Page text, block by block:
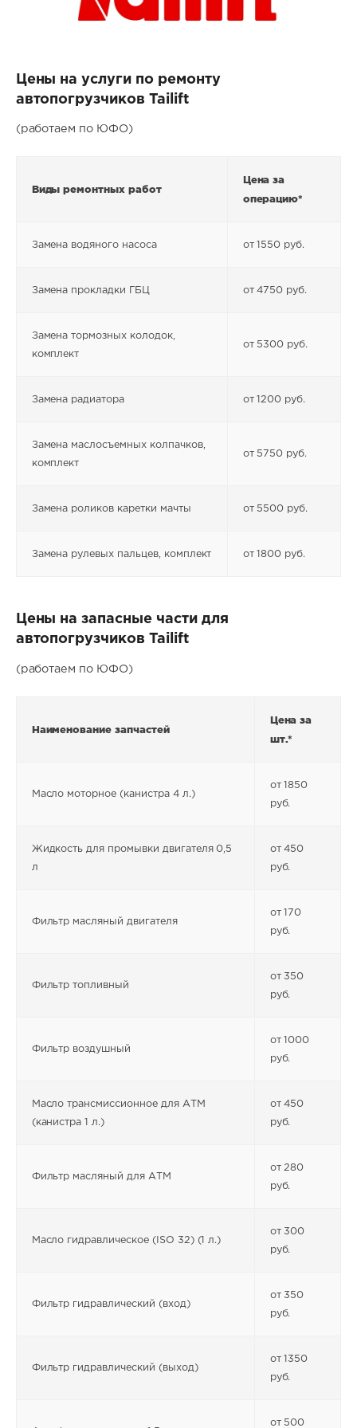
Цены на услуги по ремонту
автопогрузчиков Tailift
(работаем по ЮФО)
Виды ремонтных работ
Цена за
операцию*
Замена водяного насоса от 1550 руб.
Замена прокладки ГБЦ от 4750 руб.
Замена тормозных колодок,
комплект
от 5300 руб.
Замена радиатора от 1200 руб.
Замена маслосъемных колпачков,
комплект
от 5750 руб.
Замена роликов каретки мачты от 5500 руб.
Замена рулевых пальцев, комплект от 1800 руб.
Цены на запасные части для
автопогрузчиков Tailift
(работаем по ЮФО)
Наименование запчастей
Цена за
шт.*
Масло моторное (канистра 4 л.)
от 1850
руб.
Жидкость для промывки двигателя 0,5
л
от 450
руб.
Фильтр масляный двигателя
от 170
руб.
Фильтр топливный
от 350
руб.
Фильтр воздушный
от 1000
руб.
Масло трансмиссионное для АТМ
(канистра 1 л.)
от 450
руб.
Фильтр масляный для АТМ
от 280
руб.
Масло гидравлическое (ISO 32) (1 л.)
от 300
руб.
Фильтр гидравлический (вход)
от 350
руб.
Фильтр гидравлический (выход)
от 1350
руб.
от 500